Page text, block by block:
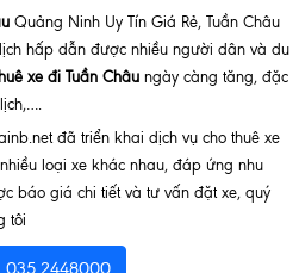
Quảng Ninh Uy Tín Giá Rẻ, Tuần Châu
hấp dẫn được nhiều người dân và du
xe đi Tuần Châu ngày càng tăng, đặc
đã triển khai dịch vụ cho thuê xe
loại xe khác nhau, đáp ứng nhu
báo giá chi tiết và tư vấn đặt xe, quý
tôi
035.2448000